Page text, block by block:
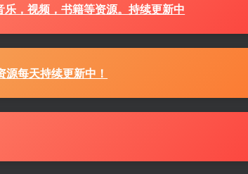
乐，视频，书籍等资源。持续更新中
源每天持续更新中！